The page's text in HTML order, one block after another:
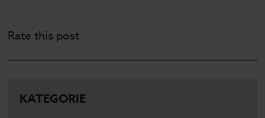
Rate this post
KATEGORIE